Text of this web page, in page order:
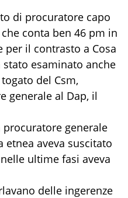
di procuratore capo
conta ben 46 pm in
il contrasto a Cosa
esaminato anche
del Csm,
generale al Dap, il
procuratore generale
aveva suscitato
ultime fasi aveva
delle ingerenze